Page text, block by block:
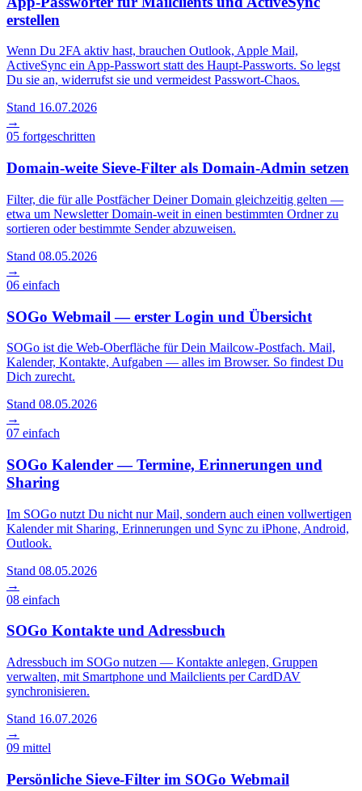
erstellen
Wenn Du 2FA aktiv hast, brauchen Outlook, Apple Mail,
ActiveSync ein App-Passwort statt des Haupt-Passworts. So legst
Du sie an, widerrufst sie und vermeidest Passwort-Chaos.
Stand 16.07.2026
→
05 fortgeschritten
Domain-weite Sieve-Filter als Domain-Admin setzen
Filter, die für alle Postfächer Deiner Domain gleichzeitig gelten —
etwa um Newsletter Domain-weit in einen bestimmten Ordner zu
sortieren oder bestimmte Sender abzuweisen.
Stand 08.05.2026
→
06 einfach
SOGo Webmail — erster Login und Übersicht
SOGo ist die Web-Oberfläche für Dein Mailcow-Postfach. Mail,
Kalender, Kontakte, Aufgaben — alles im Browser. So findest Du
Dich zurecht.
Stand 08.05.2026
→
07 einfach
SOGo Kalender — Termine, Erinnerungen und
Sharing
Im SOGo nutzt Du nicht nur Mail, sondern auch einen vollwertigen
Kalender mit Sharing, Erinnerungen und Sync zu iPhone, Android,
Outlook.
Stand 08.05.2026
→
08 einfach
SOGo Kontakte und Adressbuch
Adressbuch im SOGo nutzen — Kontakte anlegen, Gruppen
verwalten, mit Smartphone und Mailclients per CardDAV
synchronisieren.
Stand 16.07.2026
→
09 mittel
Persönliche Sieve-Filter im SOGo Webmail